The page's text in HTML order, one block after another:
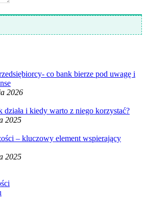
co bank bierze pod uwagę i
2026
i kiedy warto z niego korzystać?
2025
– kluczowy element wspierający
2025